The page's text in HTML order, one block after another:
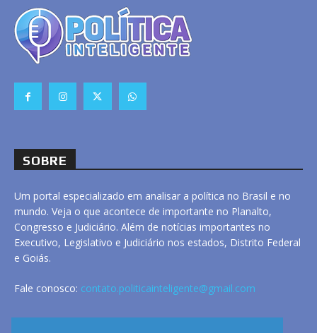
SOBRE
Um portal especializado em analisar a política no Brasil e no
mundo. Veja o que acontece de importante no Planalto,
Congresso e Judiciário. Além de notícias importantes no
Executivo, Legislativo e Judiciário nos estados, Distrito Federal
e Goiás.
Fale conosco: contato.politicainteligente@gmail.com